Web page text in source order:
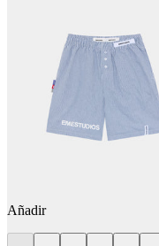
Añadir